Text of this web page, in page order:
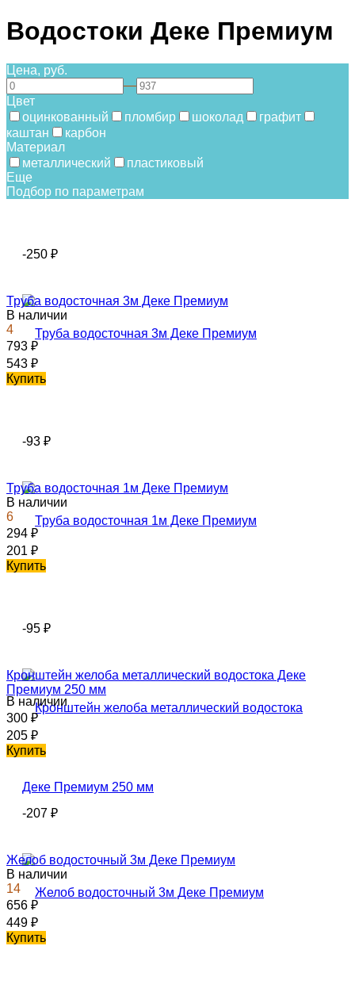
Водостоки Деке Премиум
Цена, руб.
—
Цвет
оцинкованный
пломбир шоколад
графит
каштан
карбон
Материал
металлический
пластиковый
Еще
Подбор по параметрам
-250 ₽
Труба водосточная 3м Деке Премиум
В наличии
4
793 ₽
543 ₽
Купить
-93 ₽
Труба водосточная 1м Деке Премиум
В наличии
6
294 ₽
201 ₽
Купить
-95 ₽
Кронштейн желоба металлический водостока Деке
Премиум 250 мм
В наличии
300 ₽
205 ₽
Купить
-207 ₽
Желоб водосточный 3м Деке Премиум
В наличии
14
656 ₽
449 ₽
Купить